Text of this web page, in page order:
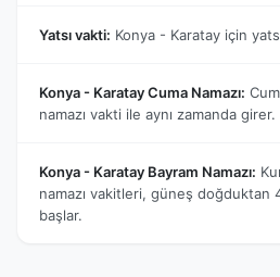
Yatsı vakti: Konya - Karatay için
Konya - Karatay Cuma Namazı:
namazı vakti ile aynı zamanda girer.
Konya - Karatay Bayram Namazı:
namazı vakitleri, güneş doğduktan
başlar.